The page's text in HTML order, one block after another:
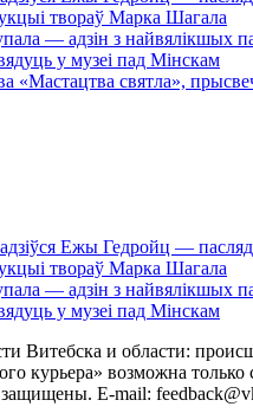
твораў Марка Шагала
— адзін з найвялікшых
у музеі пад Мінскам
«Мастацтва святла»,
Ежы Гедройц —
твораў Марка Шагала
— адзін з найвялікшых
у музеі пад Мінскам
Витебска и области:
курьера» возможна
E-mail: